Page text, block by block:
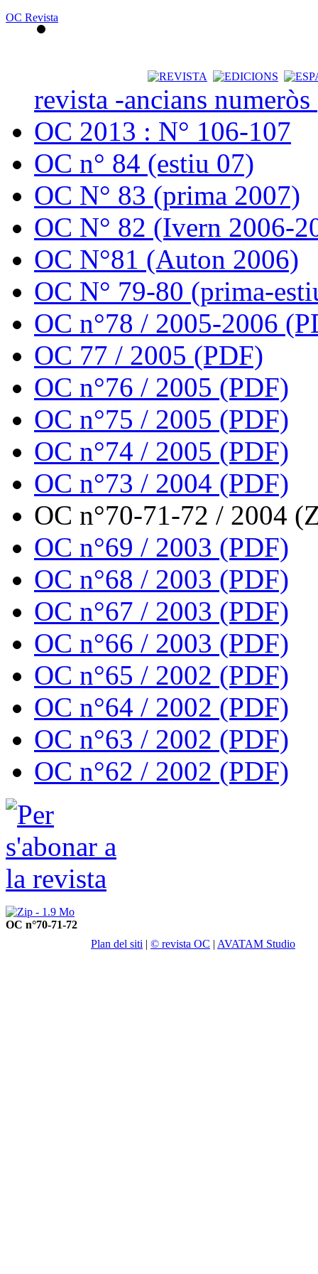
OC Revista
revista -ancians
OC 2013 : N° 106-107
OC n° 84 (estiu 07)
OC N° 83 (prima 2007)
OC N° 82 (Ivern 2006-
OC N°81 (Auton 2006)
OC N° 79-80 (prima-
OC n°78 / 2005-2006
OC 77 / 2005 (PDF)
OC n°76 / 2005 (PDF)
OC n°75 / 2005 (PDF)
OC n°74 / 2005 (PDF)
OC n°73 / 2004 (PDF)
OC n°70-71-72 / 2004
OC n°69 / 2003 (PDF)
OC n°68 / 2003 (PDF)
OC n°67 / 2003 (PDF)
OC n°66 / 2003 (PDF)
OC n°65 / 2002 (PDF)
OC n°64 / 2002 (PDF)
OC n°63 / 2002 (PDF)
OC n°62 / 2002 (PDF)
OC n°70-71-72
Plan del siti | © revista OC | AVATAM Studio